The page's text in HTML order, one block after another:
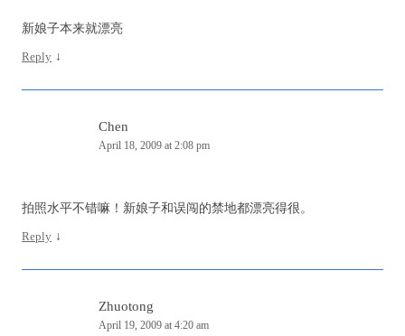
新娘子本来就漂亮
Reply ↓
Chen
April 18, 2009 at 2:08 pm
拍照水平不错嘛！新娘子和误闯的禁地都漂亮得很。
Reply ↓
Zhuotong
April 19, 2009 at 4:20 am